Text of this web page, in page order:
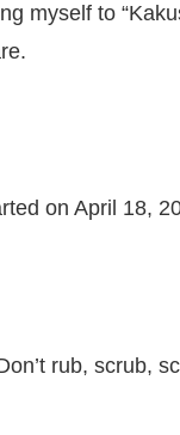
myself to
on April 18,
rub, scrub,